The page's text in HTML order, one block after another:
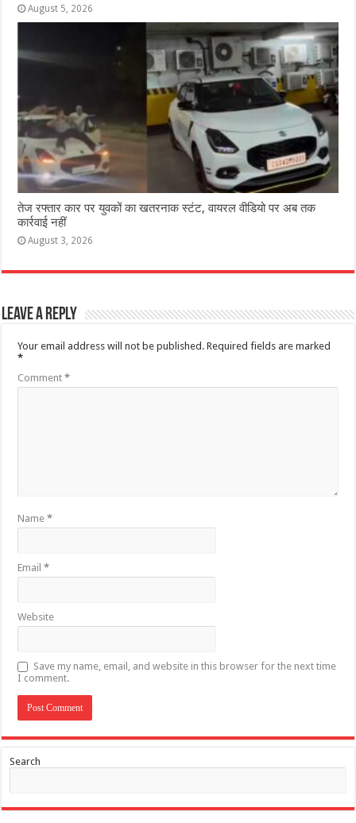
August 5, 2026
तेज रफ्तार कार पर युवकों का खतरनाक स्टंट, वायरल वीडियो पर अब तक
कार्रवाई नहीं
August 3, 2026
Leave a Reply
Your email address will not be published. Required fields are marked
*
Comment*
Name*
Email*
Website
Save my name, email, and website in this browser for the next time
I comment.
Search